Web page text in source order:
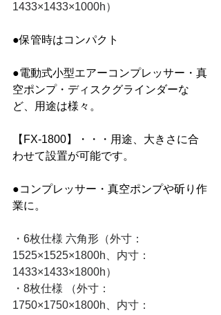
1433×1433×1000h）
●保管時はコンパクト
●電動式小型エアーコンプレッサー・真
空ポンプ・ディスクグラインダーな
ど、用途は様々。
【FX-1800】・・・用途、大きさに合
わせて設置が可能です。
●コンプレッサー・真空ポンプや斫り作
業に。
・6枚仕様 六角形（外寸：
1525×1525×1800h、内寸：
1433×1433×1800h）
・8枚仕様 （外寸：
1750×1750×1800h、内寸：